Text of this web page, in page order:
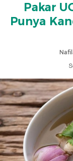
Pakar
Punya